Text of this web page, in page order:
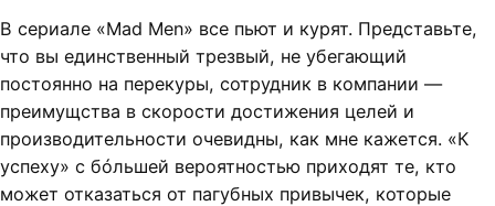
В сериале «Mad Men» все пьют и курят. Представьте,
что вы единственный трезвый, не убегающий
постоянно на перекуры, сотрудник в компании —
преимущства в скорости достижения целей и
производительности очевидны, как мне кажется. «К
успеху» с бóльшей вероятностью приходят те, кто
может отказаться от пагубных привычек, которые